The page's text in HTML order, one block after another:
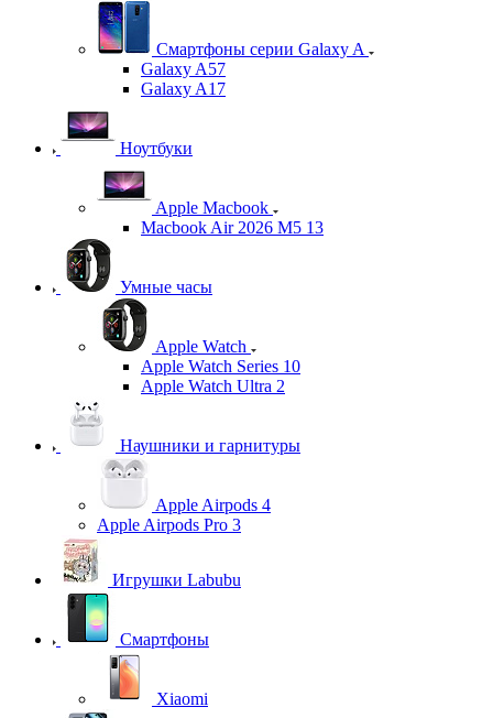
Смартфоны серии Galaxy A
Galaxy A57
Galaxy A17
Ноутбуки
Apple Macbook
Macbook Air 2026 M5 13
Умные часы
Apple Watch
Apple Watch Series 10
Apple Watch Ultra 2
Наушники и гарнитуры
Apple Airpods 4
Apple Airpods Pro 3
Игрушки Labubu
Смартфоны
Xiaomi